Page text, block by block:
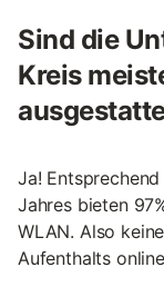
Sind die
Kreis
Ja!
Jahres bieten
WLAN. Also
Aufenthalts